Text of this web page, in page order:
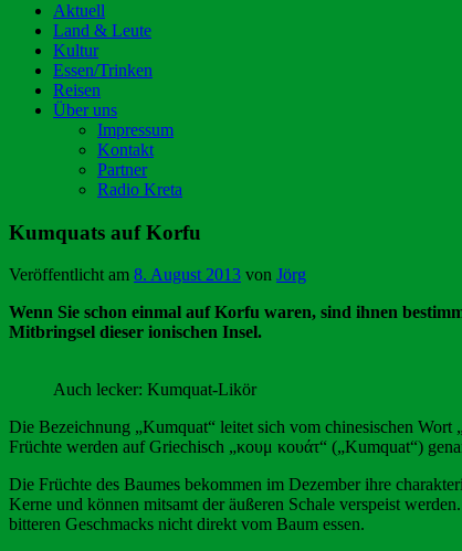
Aktuell
Land & Leute
Kultur
Essen/Trinken
Reisen
Über uns
Impressum
Kontakt
Partner
Radio Kreta
Kumquats auf Korfu
Veröffentlicht am 8. August 2013 von Jörg
Wenn Sie schon einmal auf Korfu waren, sind ihnen
Mitbringsel dieser ionischen Insel.
Auch lecker: Kumquat-Likör
Die Bezeichnung „Kumquat“ leitet sich vom chinesischen Wort
Früchte werden auf Griechisch „κουμ κουάτ“ („Kumquat“)
Die Früchte des Baumes bekommen im Dezember ihre
Kerne und können mitsamt der äußeren Schale verspeist
bitteren Geschmacks nicht direkt vom Baum essen.